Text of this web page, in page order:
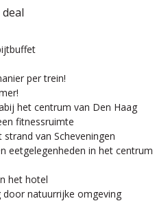
per trein!
het centrum van Den Haag
fitnessruimte
van Scheveningen
eetgelegenheden in het centrum
het hotel
door natuurrijke omgeving